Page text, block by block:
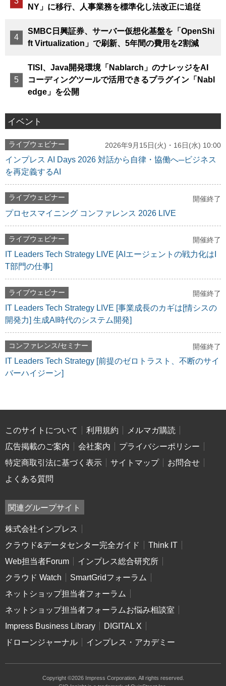
NY」に移行、人事業務を標準化し法改正に追従
SMBC日興証券、サーバー仮想化基盤を「OpenShi
ft Virtualization」で刷新、5年間の費用を2割減
TISI、Java開発環境「Nablarch」のナレッジをAI
コーディングツールで活用できるプラグイン「Nabl
edge」を公開
イベント
ライブウェビナー 2026年9月15日(火)・16日(水) 10:00
インプレス AI Days 2026 対話から自律・協働へ─ビジネス
を再定義するAI
ライブウェビナー 開催終了
プロセスマイニング コンファレンス 2026 LIVE
ライブウェビナー 開催終了
IT Leaders Tech Strategy LIVE [AIエージェントの戦力化はI
T部門の仕事]
ライブウェビナー 開催終了
IT Leaders Tech Strategy LIVE [事業成長のカギは[情シスの
開発力] 生成AI時代のシステム開発]
コンファレンス/セミナー 開催終了
IT Leaders Tech Strategy [前提のゼロトラスト、不断のサイ
バーハイジーン]
このサイトについて 利用規約
メルマガ購読
広告掲載のご案内
会社案内
プライバシーポリシー
特定商取引法に基づく表示
サイトマップ
お問合せ
よくある質問
関連グループサイト
株式会社インプレス
クラウド&データセンター完全ガイド
Think IT
Web担当者Forum
インプレス総合研究所
クラウド Watch
SmartGridフォーラム
ネットショップ担当者フォーラム
ネットショップ担当者フォーラムお悩み相談室
Impress Business Library
DIGITAL X
ドローンジャーナル
インプレス・アカデミー
Copyright ©2026 Impress Corporation. All rights reserved.